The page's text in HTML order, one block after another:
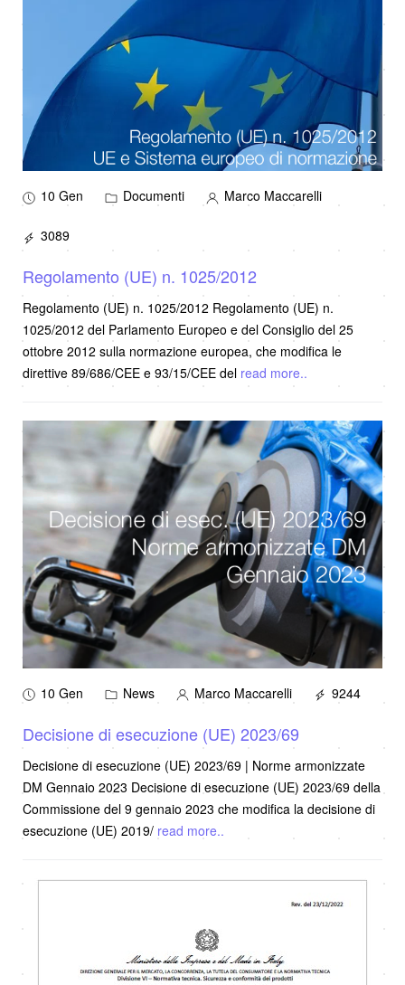
10 Gen Documenti Marco Maccarelli
3089
Regolamento (UE) n. 1025/2012
Regolamento (UE) n. 1025/2012 Regolamento (UE) n.
1025/2012 del Parlamento Europeo e del Consiglio del 25
ottobre 2012 sulla normazione europea, che modifica le
direttive 89/686/CEE e 93/15/CEE del read more..
10 Gen News Marco Maccarelli 9244
Decisione di esecuzione (UE) 2023/69
Decisione di esecuzione (UE) 2023/69 | Norme armonizzate
DM Gennaio 2023 Decisione di esecuzione (UE) 2023/69 della
Commissione del 9 gennaio 2023 che modifica la decisione di
esecuzione (UE) 2019/ read more..